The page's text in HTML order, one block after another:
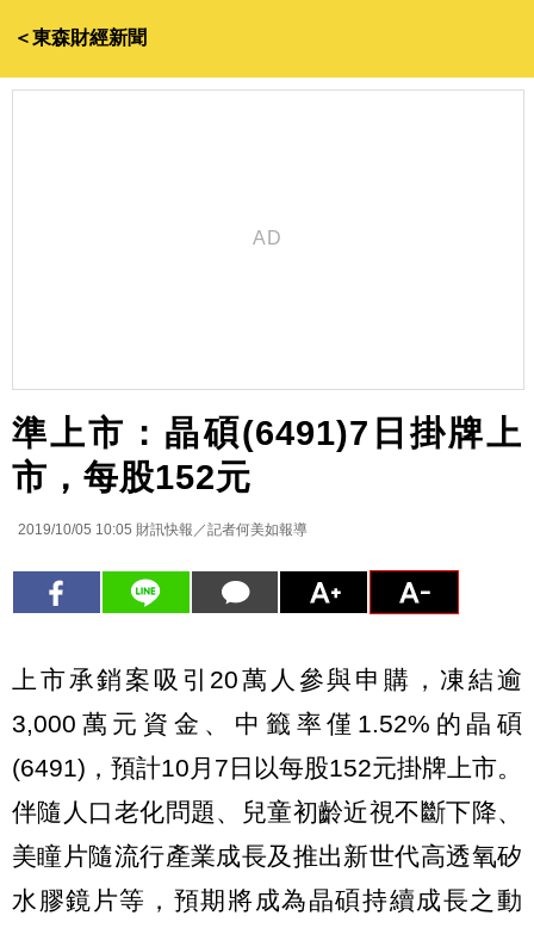
＜東森財經新聞
準上市：晶碩(6491)7日掛牌上
市，每股152元
2019/10/05 10:05 財訊快報／記者何美如報導
上市承銷案吸引20萬人參與申購，凍結逾
3,000萬元資金、中籤率僅1.52%的晶碩
(6491)，預計10月7日以每股152元掛牌上市。
伴隨人口老化問題、兒童初齡近視不斷下降、
美瞳片隨流行產業成長及推出新世代高透氧矽
水膠鏡片等，預期將成為晶碩持續成長之動